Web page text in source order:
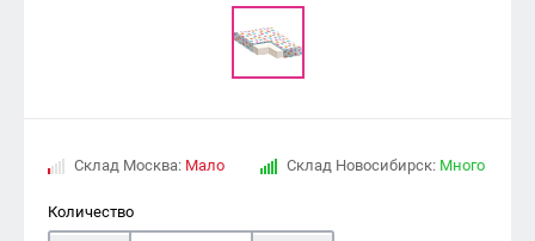
Склад Москва: Мало Склад Новосибирск: Много
Количество